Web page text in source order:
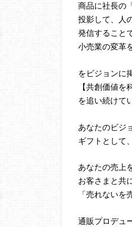
商品に社長の
投影して、人
発信すること
小売業の変革
をビジョンに
【共創価値を
を追い続けて
あなたのビジ
ギフトとして
あなたの売上
お客さまと共
「売れないを
通販プロデュ